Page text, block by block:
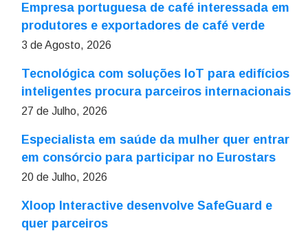
Empresa portuguesa de café interessada em
produtores e exportadores de café verde
3 de Agosto, 2026
Tecnológica com soluções IoT para edifícios
inteligentes procura parceiros internacionais
27 de Julho, 2026
Especialista em saúde da mulher quer entrar
em consórcio para participar no Eurostars
20 de Julho, 2026
Xloop Interactive desenvolve SafeGuard e
quer parceiros